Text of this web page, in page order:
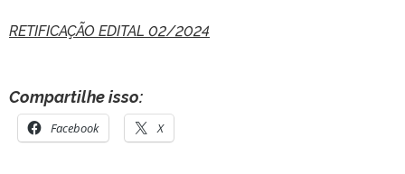
RETIFICAÇÃO EDITAL 02/2024
Compartilhe isso:
Facebook X